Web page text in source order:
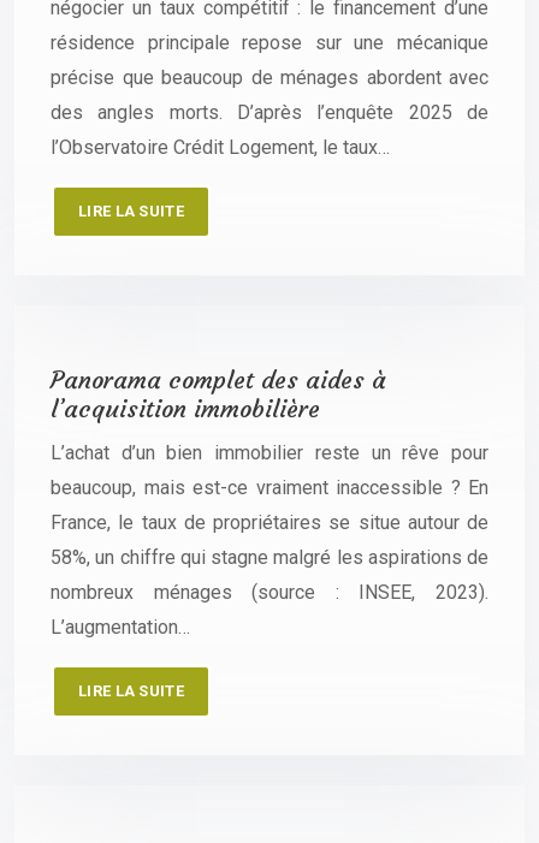
négocier un taux compétitif : le financement d’une
résidence principale repose sur une mécanique
précise que beaucoup de ménages abordent avec
des angles morts. D’après l’enquête 2025 de
l’Observatoire Crédit Logement, le taux…
LIRE LA SUITE
Panorama complet des aides à
l’acquisition immobilière
L’achat d’un bien immobilier reste un rêve pour
beaucoup, mais est-ce vraiment inaccessible ? En
France, le taux de propriétaires se situe autour de
58%, un chiffre qui stagne malgré les aspirations de
nombreux ménages (source : INSEE, 2023).
L’augmentation…
LIRE LA SUITE